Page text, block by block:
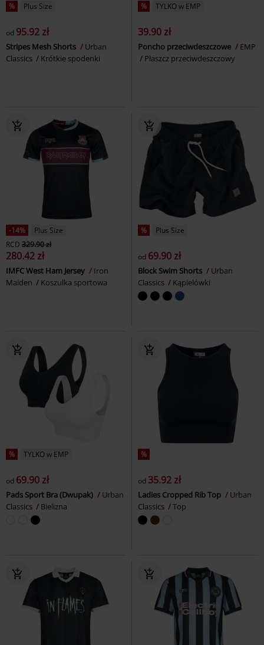
% Plus Size
od 95.92 zł
Stripes Mesh Shorts
Urban
Classics
Krótkie spodenki
% TYLKO w EMP
39.90 zł
Poncho przeciwdeszczowe
EMP
Płaszcz przeciwdeszczowy
-14%
Plus Size
RCD 329.90 zł
280.42 zł
IMFC West Ham Jersey
Iron
Maiden
Koszulka sportowa
% Plus Size
od 69.90 zł
Block Swim Shorts
Urban
Classics
Kąpielówki
% TYLKO w EMP
od 69.90 zł
Pads Sport Bra (Dwupak)
Urban
Classics
Bielizna
%
od 35.92 zł
Ladies Cropped Rib Top
Urban
Classics
Top